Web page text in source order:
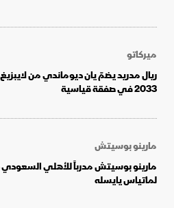
ميركاتو
ريال مدريد يضمّ يان ديوماندي من
2033 في صفقة قياسية
مارينو بوسيتش
مارينو بوسيتش مدرباً للأهلي السعودي
لماتياس يايسله